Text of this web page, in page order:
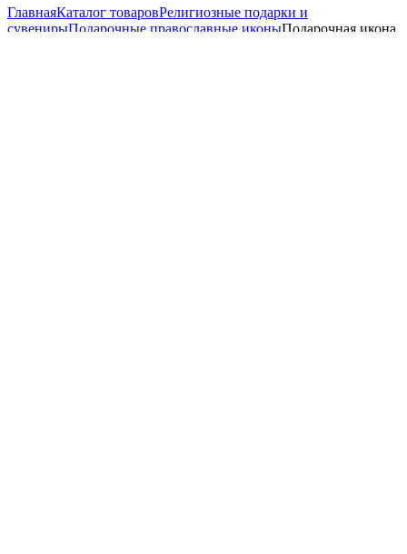
ГлавнаяКаталог товаровРелигиозные подарки и
сувенирыПодарочные православные иконыПодарочная икона